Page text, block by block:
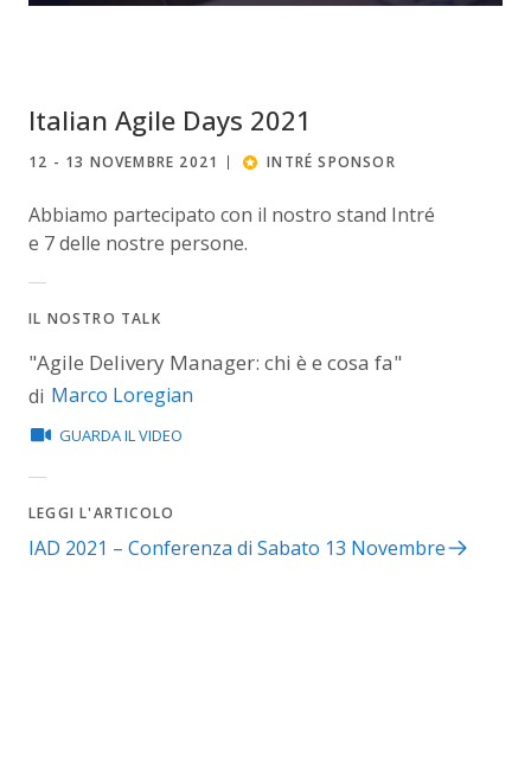
Italian Agile Days 2021
12 - 13 NOVEMBRE 2021 INTRÉ SPONSOR
Abbiamo partecipato con il nostro stand Intré
e 7 delle nostre persone.
IL NOSTRO TALK
"Agile Delivery Manager: chi è e cosa fa"
di Marco Loregian
GUARDA IL VIDEO
LEGGI L'ARTICOLO
IAD 2021 – Conferenza di Sabato 13 Novembre